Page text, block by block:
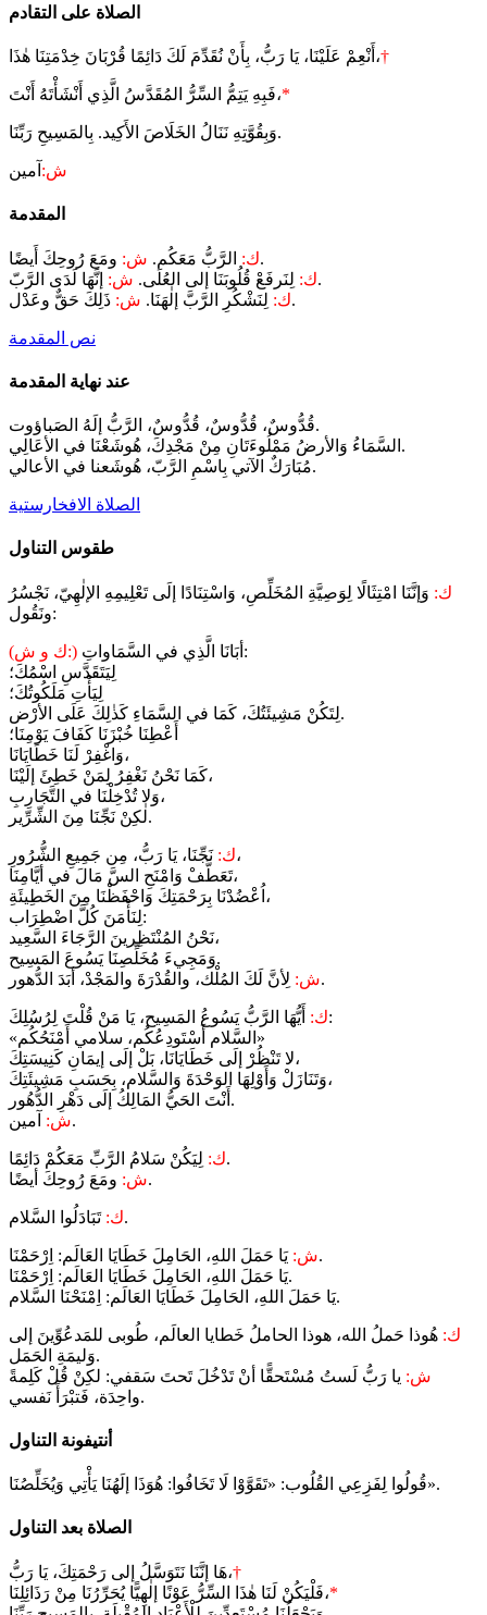
الصلاة على التقادم
أَنْعِمْ عَلَيْنَا، يَا رَبُّ، بِأَنْ نُقَدِّمَ لَكَ دَائِمًا قُرْبَانَ خِدْمَتِنَا هٰذَا،†
فَبِهِ يَتِمُّ السِّرُّ المُقَدَّسُ الَّذِي أَنْشَأْتَهُ أَنْتَ،*
وَبِقُوَّتِهِ نَنَالُ الخَلَاصَ الأَكِيد. بِالمَسِيحِ رَبِّنَا.
ش: آمين
المقدمة
ك: الرَّبُّ مَعَكُم. ش:
ومَعَ رُوحِكَ أَيضًا.
ك: لِنَرفَعْ قُلُوبَنَا إلى العُلَى. ش:
إنَّهَا لَدَى الرَّبّ.
ك: لِنَشْكُرِ الرَّبَّ إلٰهَنَا. ش: ذَلِكَ حَقٌّ وعَدْل.
نص المقدمة
عند نهاية المقدمة
قُدُّوسٌ، قُدُّوسٌ، قُدُّوسٌ، الرَّبُّ إلَهُ الصَباؤوت.
السَّمَاءُ وَالأرضُ مَمْلُوءَتَانِ مِنْ مَجْدِكَ، هُوشَعْنَا في الأعَالِي.
مُبَارَكٌ الآتي بِاسْمِ الرَّبّ، هُوشَعنا في الأعالي.
الصلاة الافخارستية
طقوس التناول
ك: وَإنَّنَا امْتِثَالًا لِوَصِيَّةِ المُخَلِّصِ، وَاسْتِنَادًا إلَى تَعْلِيمِهِ الإلٰهِيّ، نَجْسُرُ
ونَقُول:
(ك و ش:)
أبَانَا الَّذِي في السَّمَاواتِ:
لِيَتَقَدَّسِ اسْمُكَ؛
لِيَأْتِ مَلَكُوتُكَ؛
لِتَكُنْ مَشِيئَتُكَ، كَمَا في السَّمَاءِ كَذٰلِكَ عَلَى الأرْض.
أَعْطِنَا خُبْزَنَا كَفَافَ يَوْمِنَا؛
وَاغْفِرْ لَنَا خَطَايَانَا،
كَمَا نَحْنُ نَغْفِرُ لِمَنْ خَطِئَ إلَيْنَا،
وَلا تُدْخِلْنَا في التَّجَارِبِ،
لٰكِنْ نَجِّنَا مِنَ الشِّرِّير.
ك:نَجِّنَا، يَا رَبُّ، مِن جَمِيعِ الشُّرُورِ،
تَعَطَّفْ وَامْنَحِ السَّ مَالَ في أيَّامِنَا،
اُعْضُدْنَا بِرَحْمَتِكَ وَاحْفَظْنَا مِنَ الخَطِيئَةِ،
لِنَأْمَنَ كُلَّ اضْطِرَاب:
نَحْنُ المُنْتَظِرينَ الرَّجَاءَ السَّعِيد،
وَمَجِيءَ مُخَلِّصِنَا يَسُوعَ المَسِيح.
ش:لِأنَّ لَكَ المُلْك، والقُدْرَةَ والمَجْدْ، أبَدَ الدُّهور.
ك:أَيُّهَا الرَّبُّ يَسُوعُ المَسِيح، يَا مَنْ قُلْتَ لِرُسُلِكَ:
«السَّلام أَسْتَودِعُكُم، سلامي أَمْنَحُكُم»
لا تَنْظُرْ إلَى خَطَايَانَا، بَلْ إلَى إيمَانِ كَنِيسَتِكَ،
وَتَنَازَلْ وَأَوْلِهَا الوَحْدَةَ وَالسَّلام، بِحَسَبِ مَشِيئَتِكَ،
أَنْتَ الحَيُّ المَالِكُ إلَى دَهْرِ الدُّهُور.
ش:آمين.
ك:لِيَكُنْ سَلامُ الرَّبِّ مَعَكُمْ دَائِمًا.
ش:ومَعَ رُوحِكَ أيضًا.
ك:تَبَادَلُوا السَّلام.
ش:يَا حَمَلَ اللهِ، الحَامِلَ خَطَايَا العَالَم: اِرْحَمْنَا.
يَا حَمَلَ اللهِ، الحَامِلَ خَطَايَا العَالَم: اِرْحَمْنَا.
يَا حَمَلَ اللهِ، الحَامِلَ خَطَايَا العَالَم: اِمْنَحْنَا السَّلام.
ك: هُوذا حَملُ الله، هوذا الحاملُ خَطايا العالَم، طُوبى للمَدعُوِّينَ إلى
وَليمَةِ الحَمَل.
ش: يا رَبُّ لَستُ مُسْتَحقًّا أنْ تَدْخُلَ تَحتَ سَقفي: لكِنْ قُلْ كَلِمةً
واحِدَة، فَتبْرَأَ نَفسي.
أنتيفونة التناول
قُولُوا لِفَزِعِي القُلُوب: «تَقَوَّوْا لَا تَخَافُوا: هُوَذَا إلَهُنَا يَأْتِي وَيُخَلِّصُنَا».
الصلاة بعد التناول
هَا إنَّنَا نَتَوَسَّلُ إلى رَحْمَتِكَ، يَا رَبُّ،†
فَلْيَكُنْ لَنَا هٰذَا السِّرُّ عَوْنًا إلٰهِيًّا يُحَرِّرُنَا مِنْ رَذَائِلِنَا،*